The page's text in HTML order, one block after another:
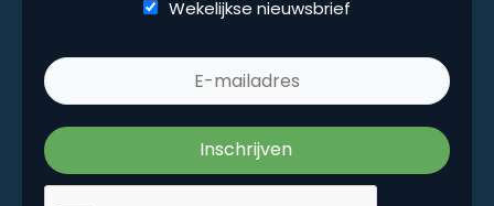
Wekelijkse nieuwsbrief